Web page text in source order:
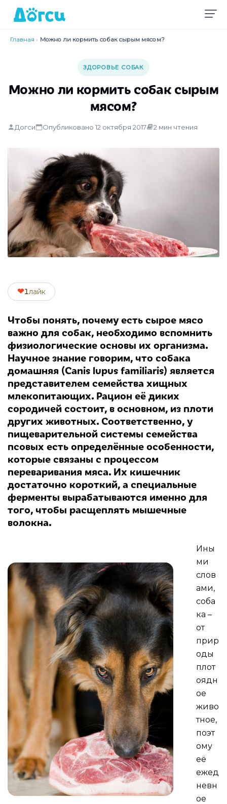
Главная › Можно ли кормить собак сырым мясом?
ЗДОРОВЬЕ СОБАК
Можно ли кормить собак сырым
мясом?
Догси Опубликовано 12 октября 2017 2 мин чтения
❤1лайк
Чтобы понять, почему есть сырое мясо
важно для собак, необходимо вспомнить
физиологические основы их организма.
Научное знание говорим, что собака
домашняя (Canis lupus familiaris) является
представителем семейства хищных
млекопитающих. Рацион её диких
сородичей состоит, в основном, из плоти
других животных. Соответственно, у
пищеварительной системы семейства
псовых есть определённые особенности,
которые связаны с процессом
переваривания мяса. Их кишечник
достаточно короткий, а специальные
ферменты вырабатываются именно для
того, чтобы расщеплять мышечные
волокна.
Ины
ми
слов
ами,
соба
ка –
от
прир
оды
плот
оядн
ое
живо
тное,
поэт
ому
её
ежед
невн
ое